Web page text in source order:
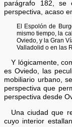
parágrafo 182, se
perspectiva, acaso
El Espolón de
mismo tiempo, la
Oviedo, y la Gran
Valladolid o en las
Y lógicamente,
es Oviedo, las
mobiliario urbano,
perspectiva que
perspectiva desde
Una ciudad que
cuyo interior